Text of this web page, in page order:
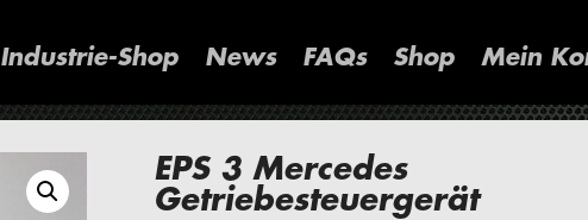
Industrie-Shop News FAQs Shop Mein
EPS 3 Mercedes
Getriebesteuergerät